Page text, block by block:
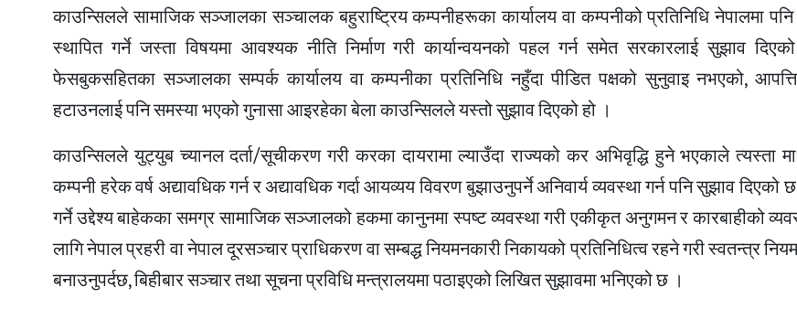
काउन्सिलले सामाजिक सञ्जालका सञ्चालक बहुराष्ट्रिय कम्पनीहरूका कार्यालय वा कम्पनीको प्रतिनिधि नेपालमा पनि
स्थापित गर्ने जस्ता विषयमा आवश्यक नीति निर्माण गरी कार्यान्वयनको पहल गर्न समेत सरकारलाई सुझाव
फेसबुकसहितका सञ्जालका सम्पर्क कार्यालय वा कम्पनीका प्रतिनिधि नहुँदा पीडित पक्षको सुनुवाइ नभएको,
हटाउनलाई पनि समस्या भएको गुनासा आइरहेका बेला काउन्सिलले यस्तो सुझाव दिएको हो ।
काउन्सिलले युट्युब च्यानल दर्ता/सूचीकरण गरी करका दायरामा ल्याउँदा राज्यको कर अभिवृद्धि हुने भएकाले त्यस्ता
कम्पनी हरेक वर्ष अद्यावधिक गर्न र अद्यावधिक गर्दा आयव्यय विवरण बुझाउनुपर्ने अनिवार्य व्यवस्था गर्न पनि सुझाव दिएको
गर्ने उद्देश्य बाहेकका समग्र सामाजिक सञ्जालको हकमा कानुनमा स्पष्ट व्यवस्था गरी एकीकृत अनुगमन र कारबाहीको
लागि नेपाल प्रहरी वा नेपाल दूरसञ्चार प्राधिकरण वा सम्बद्ध नियमनकारी निकायको प्रतिनिधित्व रहने गरी स्वतन्त्र
बनाउनुपर्दछ, बिहीबार सञ्चार तथा सूचना प्रविधि मन्त्रालयमा पठाइएको लिखित सुझावमा भनिएको छ ।